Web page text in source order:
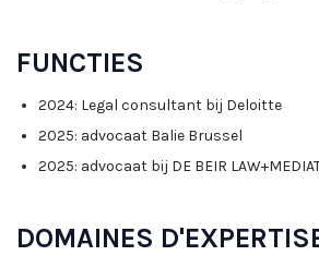
FUNCTIES
2024: Legal consultant bij Deloitte
2025: advocaat Balie Brussel
2025: advocaat bij DE BEIR
DOMAINES